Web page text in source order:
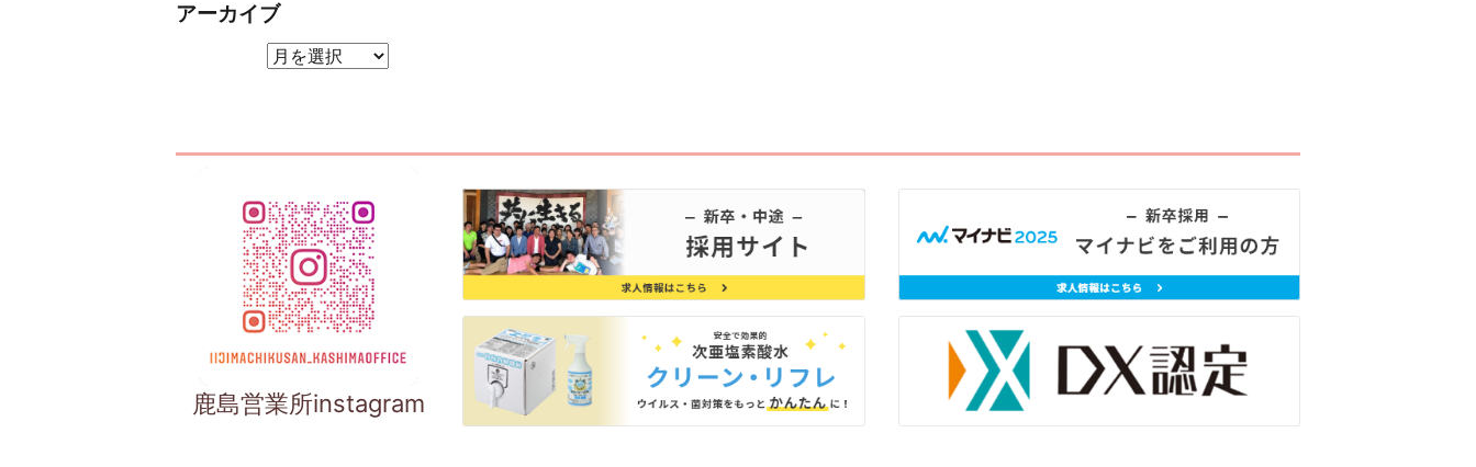
アーカイブ
鹿島営業所instagram